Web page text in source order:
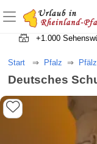
+1.000
Start Pfalz
Deutsches